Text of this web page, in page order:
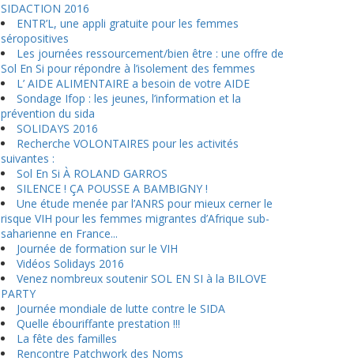
SIDACTION 2016
ENTR’L, une appli gratuite pour les femmes
séropositives
Les journées ressourcement/bien être : une offre de
Sol En Si pour répondre à l’isolement des femmes
L’ AIDE ALIMENTAIRE a besoin de votre AIDE
Sondage Ifop : les jeunes, l’information et la
prévention du sida
SOLIDAYS 2016
Recherche VOLONTAIRES pour les activités
suivantes :
Sol En Si À ROLAND GARROS
SILENCE ! ÇA POUSSE A BAMBIGNY !
Une étude menée par l’ANRS pour mieux cerner le
risque VIH pour les femmes migrantes d’Afrique sub-
saharienne en France...
Journée de formation sur le VIH
Vidéos Solidays 2016
Venez nombreux soutenir SOL EN SI à la BILOVE
PARTY
Journée mondiale de lutte contre le SIDA
Quelle ébouriffante prestation !!!
La fête des familles
Rencontre Patchwork des Noms